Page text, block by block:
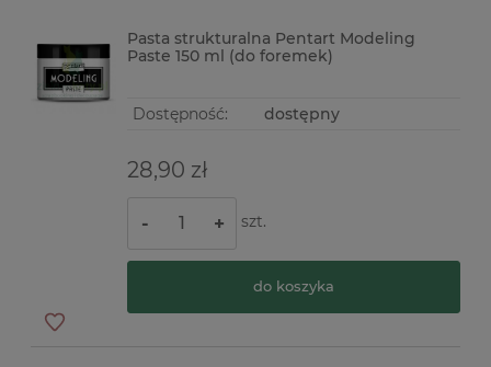
Pasta strukturalna Pentart Modeling
Paste 150 ml (do foremek)
Dostępność: dostępny
28,90 zł
- + szt.
do koszyka